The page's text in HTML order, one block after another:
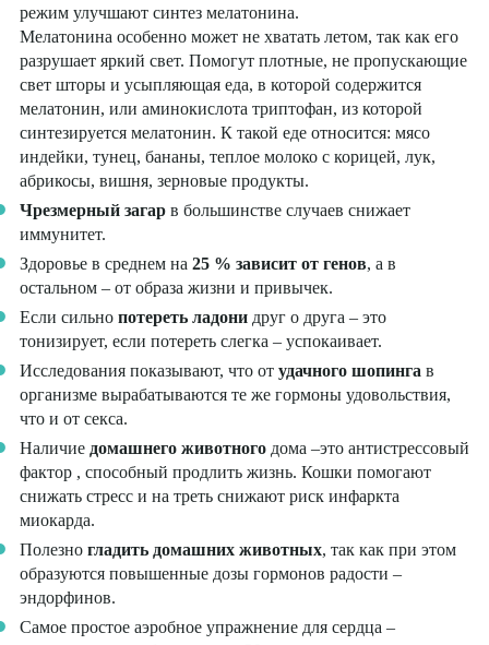
режим улучшают синтез мелатонина.
Мелатонина особенно может не хватать летом, так как его
разрушает яркий свет. Помогут плотные, не пропускающие
свет шторы и усыпляющая еда, в которой содержится
мелатонин, или аминокислота триптофан, из которой
синтезируется мелатонин. К такой еде относится: мясо
индейки, тунец, бананы, теплое молоко с корицей, лук,
абрикосы, вишня, зерновые продукты.
Чрезмерный загар в большинстве случаев снижает
иммунитет.
Здоровье в среднем на 25 % зависит от генов, а в
остальном – от образа жизни и привычек.
Если сильно потереть ладони друг о друга – это
тонизирует, если потереть слегка – успокаивает.
Исследования показывают, что от удачного шопинга в
организме вырабатываются те же гормоны удовольствия,
что и от секса.
Наличие домашнего животного дома –это антистрессовый
фактор , способный продлить жизнь. Кошки помогают
снижать стресс и на треть снижают риск инфаркта
миокарда.
Полезно гладить домашних животных, так как при этом
образуются повышенные дозы гормонов радости –
эндорфинов.
Самое простое аэробное упражнение для сердца –